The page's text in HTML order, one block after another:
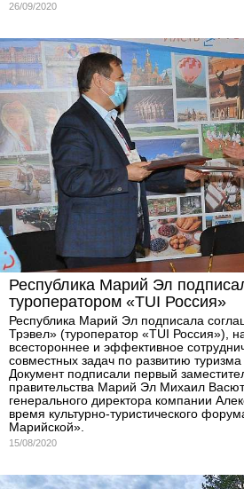
26/09/2020
Республика Марий Эл
туроператором «TUI Россия»
Республика Марий Эл подписала
Трэвел» (туроператор «TUI Россия»),
всестороннее и эффективное
совместных задач по развитию туризма
Документ подписали первый
правительства Марий Эл Михаил
генерального директора компании
время культурно-туристического
Марийской».
15/08/2020